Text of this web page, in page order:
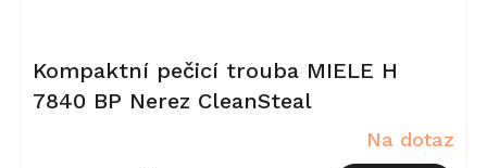
Kompaktní pečicí trouba MIELE H
7840 BP Nerez CleanSteal
Na dotaz